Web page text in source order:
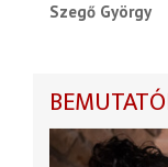
Szegő György